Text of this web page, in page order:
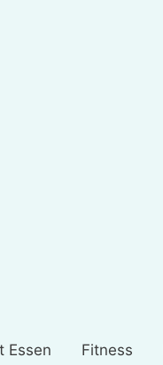
Essen Fitness